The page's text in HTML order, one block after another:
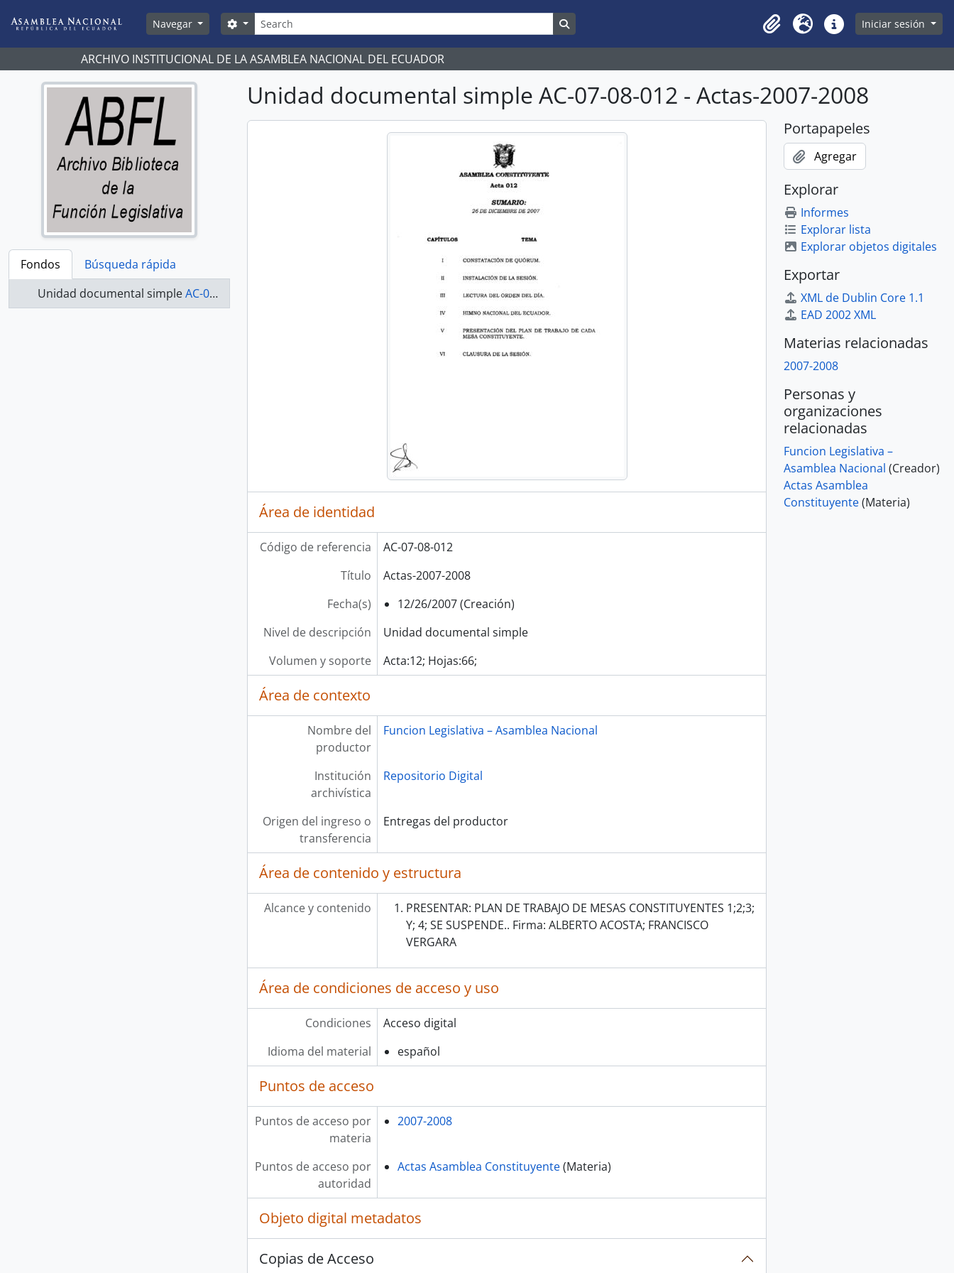
Navegar
Búsqueda
Search options
Clipboard
Idioma Enlaces rápidos
Iniciar sesión
ARCHIVO INSTITUCIONAL DE LA ASAMBLEA NACIONAL DEL ECUADOR
Fondos
Búsqueda rápida
Unidad documental simpleAC-07-08-012 - Actas-2007-2008
Unidad documental simple AC-07-08-012 - Actas-2007-2008
Área de identidad
Código de referencia
AC-07-08-012
Título
Actas-2007-2008
Fecha(s)
12/26/2007 (Creación)
Nivel de descripción
Unidad documental simple
Volumen y soporte
Acta:12; Hojas:66;
Área de contexto
Nombre del
productor
Funcion Legislativa – Asamblea Nacional
Institución
archivística
Repositorio Digital
Origen del ingreso o
transferencia
Entregas del productor
Área de contenido y estructura
Alcance y contenido
PRESENTAR: PLAN DE TRABAJO DE MESAS CONSTITUYENTES 1;2;3;
Y; 4; SE SUSPENDE.. Firma: ALBERTO ACOSTA; FRANCISCO
VERGARA
Área de condiciones de acceso y uso
Condiciones
Acceso digital
Idioma del material
español
Puntos de acceso
Puntos de acceso por
materia
2007-2008
Puntos de acceso por
autoridad
Actas Asamblea Constituyente(Materia)
Objeto digital metadatos
Copias de Acceso
Portapapeles
Agregar
Explorar
Informes
Explorar lista
Explorar objetos digitales
Exportar
XML de Dublin Core 1.1
EAD 2002 XML
Materias relacionadas
2007-2008
Personas y
organizaciones
relacionadas
Funcion Legislativa –
Asamblea Nacional (Creador)
Actas Asamblea
Constituyente(Materia)